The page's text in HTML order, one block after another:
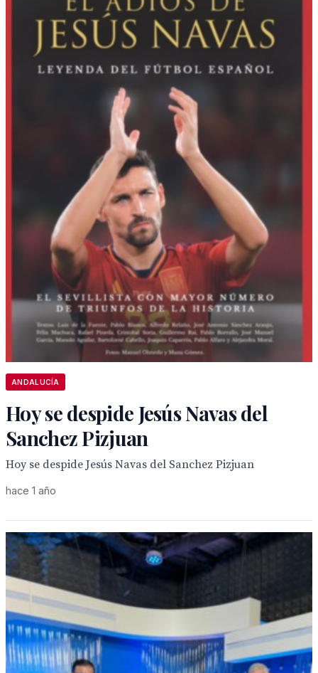
ANDALUCÍA
Hoy se despide Jesús Navas del
Sanchez Pizjuan
Hoy se despide Jesús Navas del Sanchez Pizjuan
hace 1 año